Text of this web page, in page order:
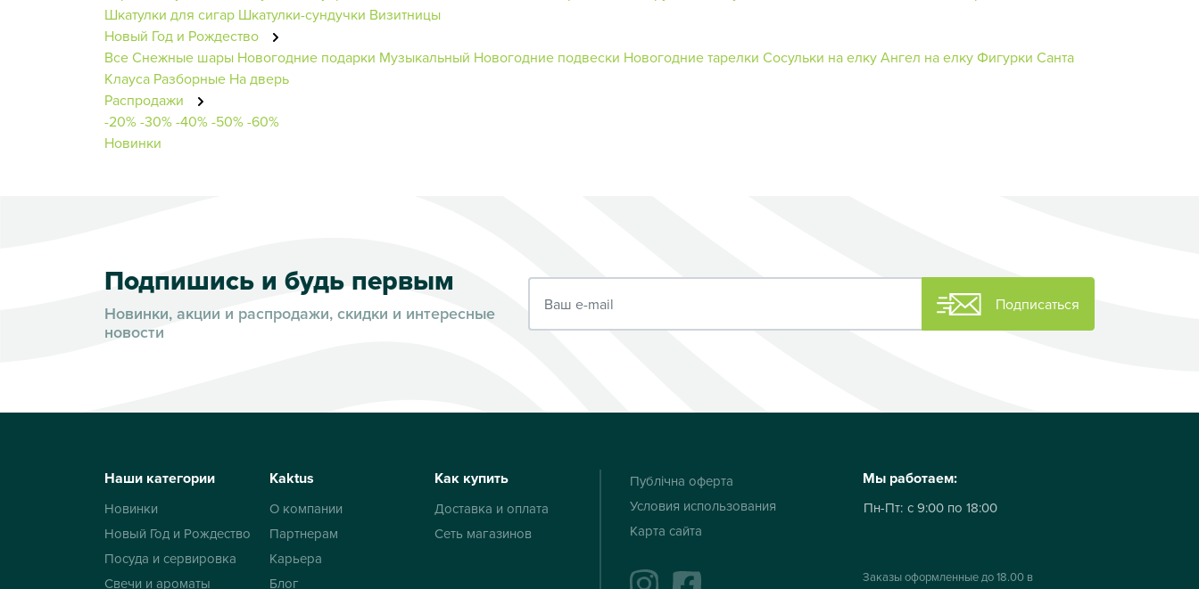
Шкатулки для сигар Шкатулки-сундучки Визитницы
Новый Год и Рождество
Все Снежные шары Новогодние подарки Музыкальный Новогодние подвески Новогодние тарелки Сосульки на елкуАнгел на елкуФигурки Санта
Клауса Разборные На дверь
Распродажи
-20%-30%-40%-50%-60%
Новинки
Подпишись и будь первым
Новинки, акции и распродажи, скидки и интересные
новости
Подписаться
Наши категории
Новинки
Новый Год и Рождество
Посуда и сервировка
Свечи и ароматы
Kaktus
О компании
Партнерам
Карьера
Блог
Как купить
Доставка и оплата
Сеть магазинов
Публічна оферта
Условия использования
Карта сайта
instagramfacebook
Мы работаем:
Пн-Пт: с 9:00 по 18:00
Заказы оформленные до 18.00 в